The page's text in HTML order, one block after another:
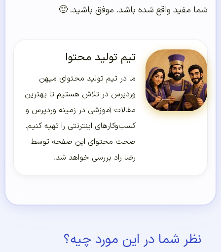
شما مفید واقع شده باشد. موفق باشید. 🙂
تیم تولید محتوا
ما در تیم تولید محتوای میهن
وردپرس در تلاش هستیم تا بهترین
مقالات آموزشی در زمینه وردپرس و
کسب‌و‌کارهای اینترنتی را تهیه کنیم.
صحت محتوای این صفحه توسط
رضا راد بررسی خواهد شد.
نظر شما در این مورد چیه؟